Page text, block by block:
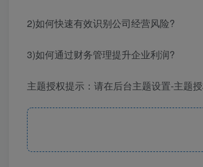
2)如何快速有效识别公司经营风险?
3)如何通过财务管理提升企业利润?
主题授权提示：请在后台主题设置-主题